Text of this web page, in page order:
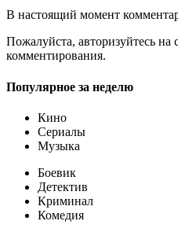
В настоящий момент
Пожалуйста, авторизуйтесь на
комментирования.
Популярное за неделю
Кино
Сериалы
Музыка
Боевик
Детектив
Криминал
Комедия